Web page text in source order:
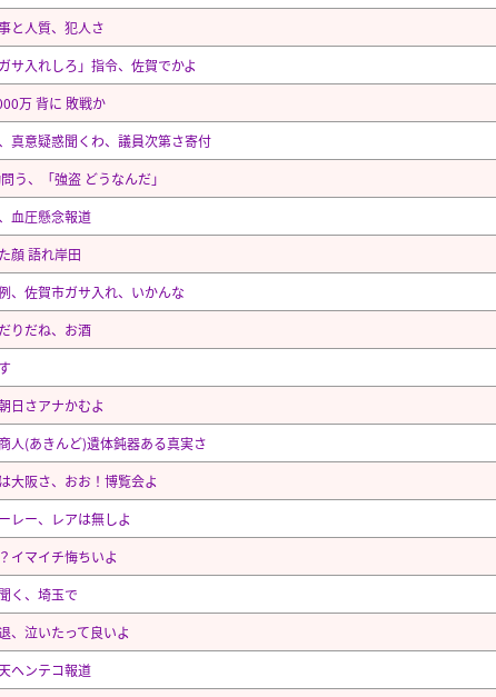
と人質、犯人さ
サ入れしろ」指令、佐賀でかよ
万 背に 敗戦か
真意疑惑聞くわ、議員次第さ寄付
う、「強盗 どうなんだ」
血圧懸念報道
顔 語れ岸田
、佐賀市ガサ入れ、いかんな
りだね、お酒
日さアナかむよ
人(あきんど)遺体鈍器ある真実さ
大阪さ、おお！博覧会よ
レー、レアは無しよ
イマイチ悔ちいよ
く、埼玉で
、泣いたって良いよ
ヘンテコ報道